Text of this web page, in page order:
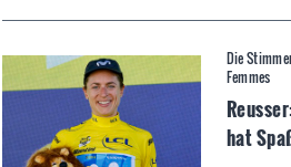
Die
Femmes
hat